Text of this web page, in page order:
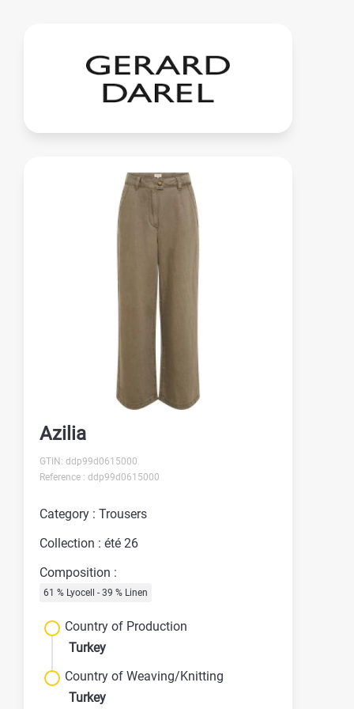
Azilia
GTIN: ddp99d0615000
Reference : ddp99d0615000
Category : Trousers
Collection : été 26
Composition :
61 % Lyocell - 39 % Linen
Country of Production
Turkey
Country of Weaving/Knitting
Turkey